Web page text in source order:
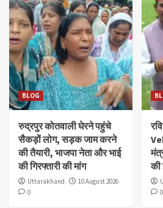
BLOG
रुद्रपुर कोतवाली घेरने पहुंचे
सैकड़ों लोग, सड़क जाम करने
की तैयारी, भाजपा नेता और भाई
की गिरफ्तारी की मांग
Uttarakhand
10 August 2026
0
की
0